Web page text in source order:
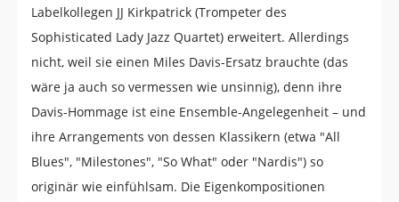
Labelkollegen JJ Kirkpatrick (Trompeter des
Sophisticated Lady Jazz Quartet) erweitert. Allerdings
nicht, weil sie einen Miles Davis-Ersatz brauchte (das
wäre ja auch so vermessen wie unsinnig), denn ihre
Davis-Hommage ist eine Ensemble-Angelegenheit – und
ihre Arrangements von dessen Klassikern (etwa "All
Blues", "Milestones", "So What" oder "Nardis") so
originär wie einfühlsam. Die Eigenkompositionen